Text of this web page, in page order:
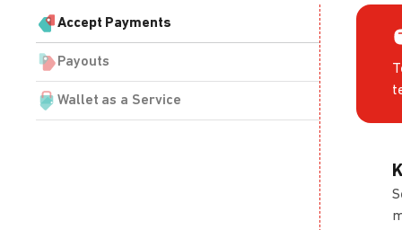
Accept Payments
Payouts
Wallet as a Service